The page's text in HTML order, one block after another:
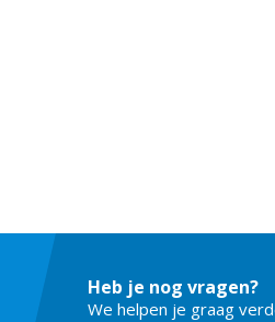
Heb je nog vragen?
We helpen je graag